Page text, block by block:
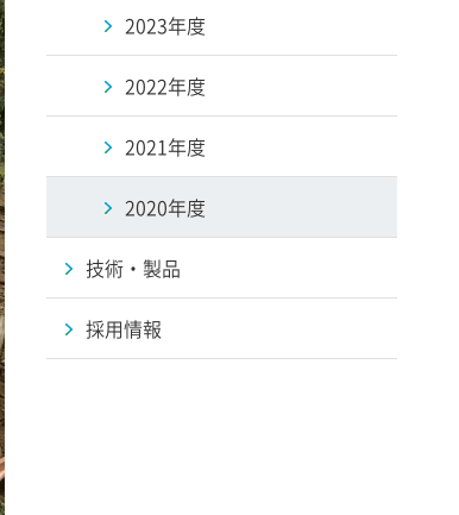
2023年度
2022年度
2021年度
2020年度
技術・製品
採用情報